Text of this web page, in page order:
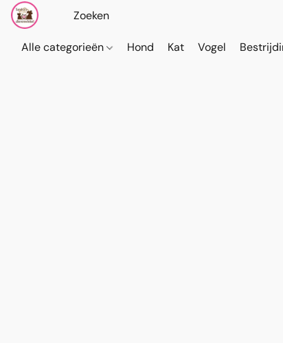
Alle categorieën Hond Kat Vogel